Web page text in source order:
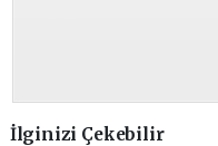
İlginizi Çekebilir